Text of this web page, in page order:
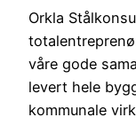
Orkla
våre gode
levert hele
kommunale